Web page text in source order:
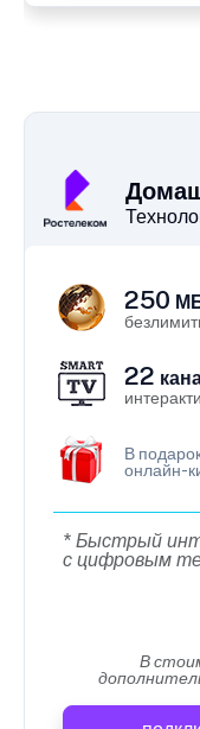
250
22
В
онлайн-
* Быстрый
с цифровым
В